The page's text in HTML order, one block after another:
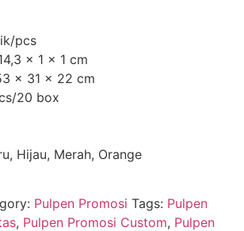
pcs
x 1 x 1 cm
x 31 x 22 cm
20 box
Hijau, Merah, Orange
Pulpen Promosi Tags: Pulpen
, Pulpen Promosi Custom, Pulpen